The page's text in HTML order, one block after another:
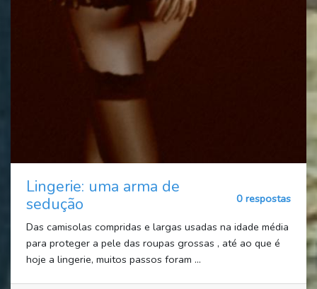
Lingerie: uma arma de
sedução
0 respostas
Das camisolas compridas e largas usadas na idade média
para proteger a pele das roupas grossas , até ao que é
hoje a lingerie, muitos passos foram ...